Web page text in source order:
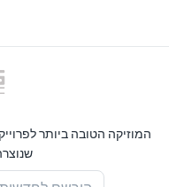
המוזיקה הטובה ביותר